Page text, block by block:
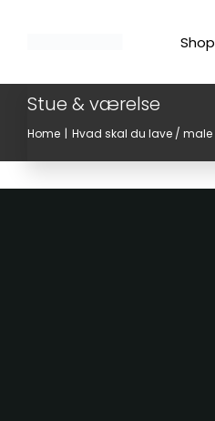
Shop
Stue & værelse
Home Hvad skal du lave / male